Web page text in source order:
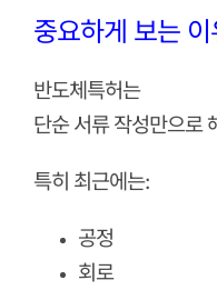
중요하게 보는 이
반도체특허는
단순 서류 작성만으로
특히 최근에는:
공정
회로